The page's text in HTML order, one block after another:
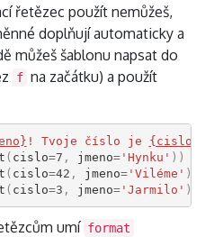
řetězec použít nemůžeš,
doplňují automaticky a
můžeš šablonu napsat do
f na začátku) a použít
! Tvoje číslo je {cislo}
( cislo=7 , jmeno='Hynku' ))
( cislo=42 , jmeno='Viléme' ))
( cislo=3 , jmeno='Jarmilo' ))
umí format